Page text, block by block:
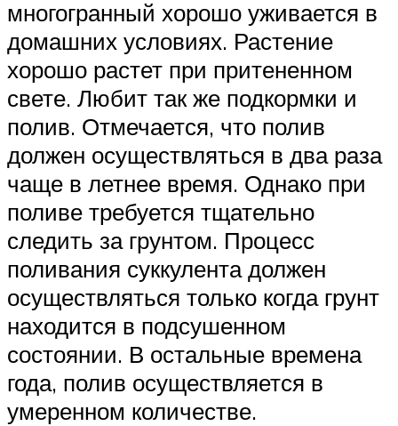
многогранный хорошо уживается в
домашних условиях. Растение
хорошо растет при притененном
свете. Любит так же подкормки и
полив. Отмечается, что полив
должен осуществляться в два раза
чаще в летнее время. Однако при
поливе требуется тщательно
следить за грунтом. Процесс
поливания суккулента должен
осуществляться только когда грунт
находится в подсушенном
состоянии. В остальные времена
года, полив осуществляется в
умеренном количестве.